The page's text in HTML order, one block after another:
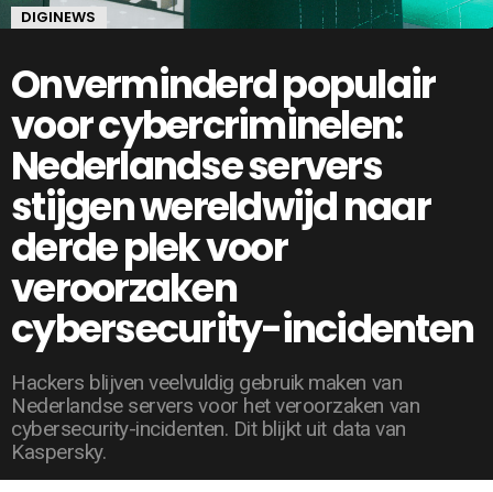
DIGINEWS
Onverminderd populair
voor cybercriminelen:
Nederlandse servers
stijgen wereldwijd naar
derde plek voor
veroorzaken
cybersecurity-incidenten
Hackers blijven veelvuldig gebruik maken van
Nederlandse servers voor het veroorzaken van
cybersecurity-incidenten. Dit blijkt uit data van
Kaspersky.